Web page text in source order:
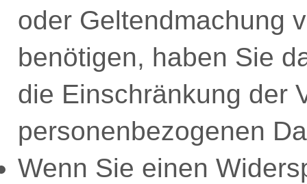
oder Geltendmachung
benötigen, haben Sie
die Einschränkung der
personenbezogenen
Wenn Sie einen